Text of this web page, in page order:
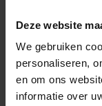
Deze website
We gebruiken
personaliseren,
en om ons
informatie over
Te
Gebruik
goed naar
het
groen staat,